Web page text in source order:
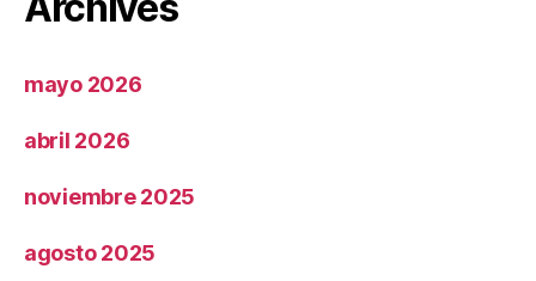
mayo 2026
abril 2026
noviembre 2025
agosto 2025